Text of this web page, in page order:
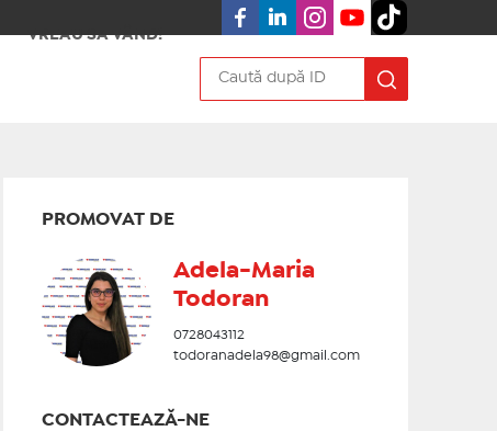
VREAU SA VÂND!
PROMOVAT DE
Adela-Maria
Todoran
0728043112
todoranadela98@gmail.com
CONTACTEAZĂ-NE